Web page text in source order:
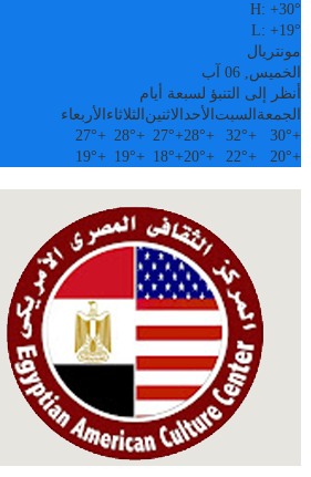
H:+30°
L:+19°
مونتريال
الخميس, 06 آب
أنظر إلى التنبؤ لسبعة أيام
الجمعة السبت الأحدالاثنين الثلاثاء الأربعاء
+
30°
+
32°
+
28°
+
27°
+
28°
+
27°
+
20°
+
22°
+
20°
+
18°
+
19°
+
19°